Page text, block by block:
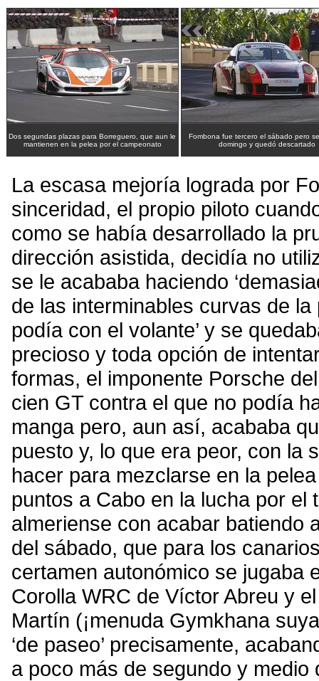
Dos segundas plazas para Borreguero, que aun le
mantienen en la pelea por el campeonato
Fombona fue tercero el sábado pero
domingo y quedó descartado
La escasa mejoría lograda por
sinceridad, el propio piloto
como se había desarrollado la
dirección asistida, decidía no
se le acababa haciendo
de las interminables curvas de la
podía con el volante’ y se
precioso y toda opción de
formas, el imponente Porsche
cien GT contra el que no podía
manga pero, aun así, acababa
puesto y, lo que era peor, con la
hacer para mezclarse en la
puntos a Cabo en la lucha por
almeriense con acabar batiendo
del sábado, que para los
certamen autonómico se jugaba
Corolla WRC de Víctor Abreu y
Martín (¡menuda Gymkhana
‘de paseo’ precisamente,
a poco más de segundo y medio